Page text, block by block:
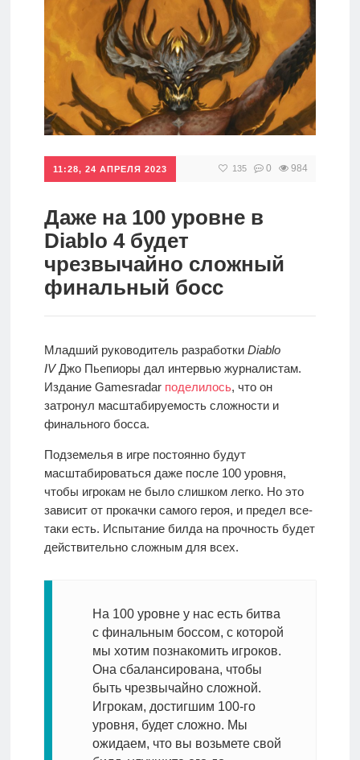
Мобильное
Культовые
игры
11:28, 24 АПРЕЛЯ 2023 135 0 984
Даже на 100 уровне в
Diablo 4 будет
чрезвычайно сложный
финальный босс
Младший руководитель разработки Diablo
IVДжо Пьепиоры дал интервью журналистам.
Издание Gamesradar поделилось, что он
затронул масштабируемость сложности и
финального босса.
Подземелья в игре постоянно будут
масштабироваться даже после 100 уровня,
чтобы игрокам не было слишком легко. Но это
зависит от прокачки самого героя, и предел все-
таки есть. Испытание билда на прочность будет
действительно сложным для всех.
На 100 уровне у нас есть битва
с финальным боссом, с которой
мы хотим познакомить игроков.
Она сбалансирована, чтобы
быть чрезвычайно сложной.
Игрокам, достигшим 100-го
уровня, будет сложно. Мы
ожидаем, что вы возьмете свой